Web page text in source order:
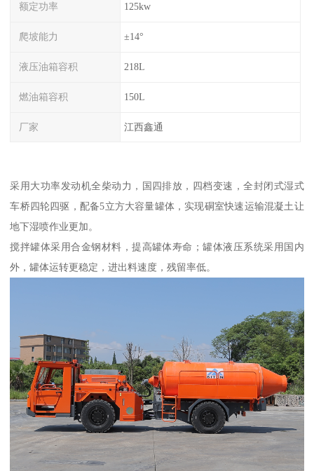
额定功率 125kw
爬坡能力 ±14°
液压油箱容积 218L
燃油箱容积 150L
厂家 江西鑫通
采用大功率发动机全柴动力，国四排放，四档变速，全封闭式湿式
车桥四轮四驱，配备5立方大容量罐体，实现硐室快速运输混凝土让
地下湿喷作业更加。
搅拌罐体采用合金钢材料，提高罐体寿命；罐体液压系统采用国内
外，罐体运转更稳定，进出料速度，残留率低。